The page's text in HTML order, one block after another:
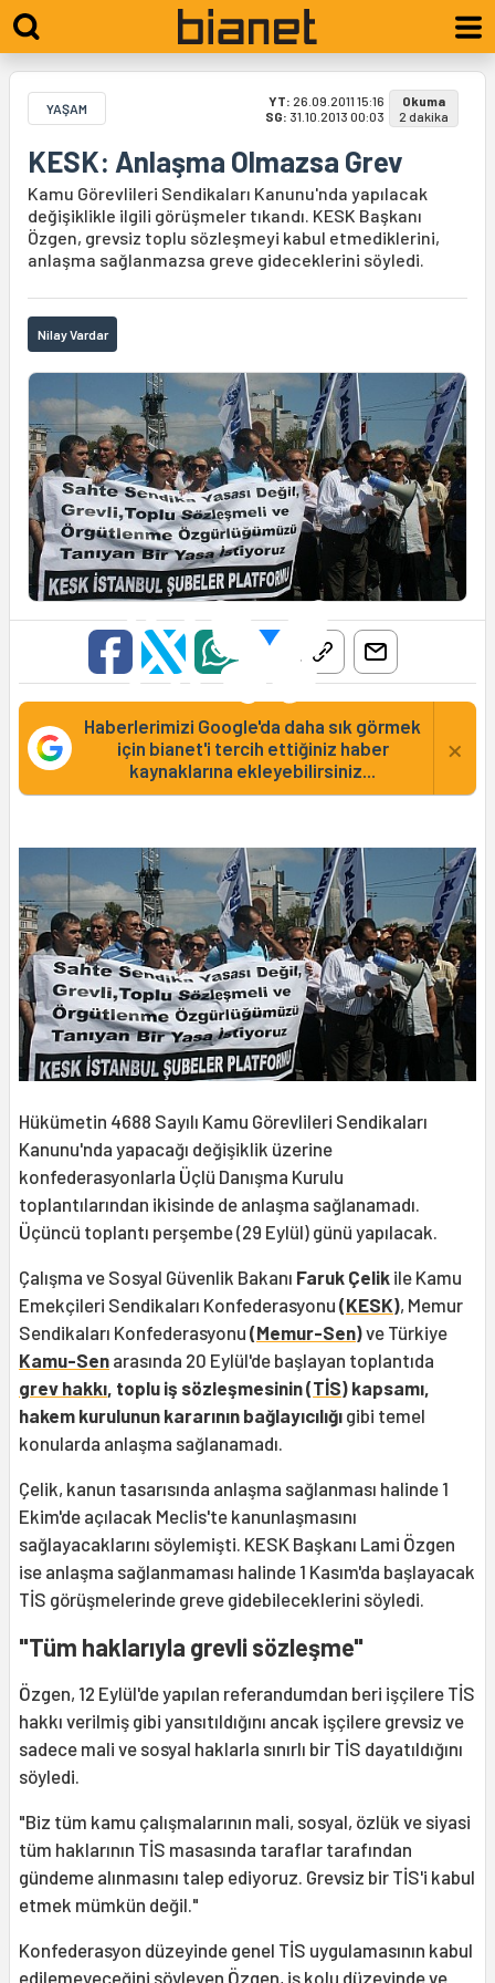
YAŞAM YT: 26.09.2011 15:16
SG: 31.10.2013 00:03
Okuma
2 dakika
KESK: Anlaşma Olmazsa Grev
Kamu Görevlileri Sendikaları Kanunu'nda yapılacak
değişiklikle ilgili görüşmeler tıkandı. KESK Başkanı
Özgen, grevsiz toplu sözleşmeyi kabul etmediklerini,
anlaşma sağlanmazsa greve gideceklerini söyledi.
Nilay Vardar
Haberlerimizi Google'da daha sık görmek
için bianet'i tercih ettiğiniz haber
kaynaklarına ekleyebilirsiniz...
×
Hükümetin 4688 Sayılı Kamu Görevlileri Sendikaları
Kanunu'nda yapacağı değişiklik üzerine
konfederasyonlarla Üçlü Danışma Kurulu
toplantılarından ikisinde de anlaşma sağlanamadı.
Üçüncü toplantı perşembe (29 Eylül) günü yapılacak.
Çalışma ve Sosyal Güvenlik Bakanı Faruk Çelik ile Kamu
Emekçileri Sendikaları Konfederasyonu (KESK), Memur
Sendikaları Konfederasyonu (Memur-Sen)ve Türkiye
Kamu-Sen arasında 20 Eylül'de başlayan toplantıda
grev hakkı , toplu iş sözleşmesinin (TİS) kapsamı,
hakem kurulunun kararının bağlayıcılığı gibi temel
konularda anlaşma sağlanamadı.
Çelik, kanun tasarısında anlaşma sağlanması halinde 1
Ekim'de açılacak Meclis'te kanunlaşmasını
sağlayacaklarını söylemişti. KESK Başkanı Lami Özgen
ise anlaşma sağlanmaması halinde 1 Kasım'da başlayacak
TİS görüşmelerinde greve gidebileceklerini söyledi.
"Tüm haklarıyla grevli sözleşme"
Özgen, 12 Eylül'de yapılan referandumdan beri işçilere TİS
hakkı verilmiş gibi yansıtıldığını ancak işçilere grevsiz ve
sadece mali ve sosyal haklarla sınırlı bir TİS dayatıldığını
söyledi.
"Biz tüm kamu çalışmalarının mali, sosyal, özlük ve siyasi
tüm haklarının TİS masasında taraflar tarafından
gündeme alınmasını talep ediyoruz. Grevsiz bir TİS'i kabul
etmek mümkün değil."
Konfederasyon düzeyinde genel TİS uygulamasının kabul
edilemeyeceğini söyleyen Özgen, iş kolu düzeyinde ve